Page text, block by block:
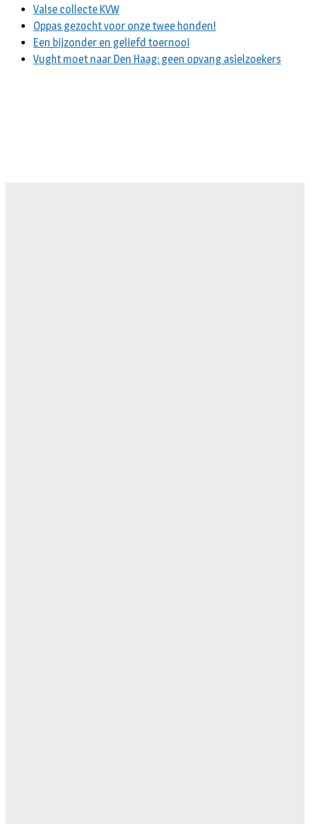
Valse collecte KVW
Oppas gezocht voor onze twee honden!
Een bijzonder en geliefd toernooi
Vught moet naar Den Haag: geen opvang asielzoekers